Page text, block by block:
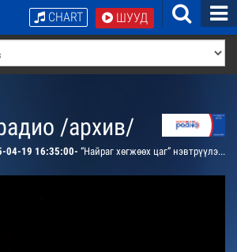
ШУУД
CHART
/архив/
04-19 16:35:00- “Найраг хөгжөөх цаг” нэвтрүүлэг. “Залуу нас” дугуйлангийн яруу найрагчдын бүтээлээс сонсгоно. /давтана/